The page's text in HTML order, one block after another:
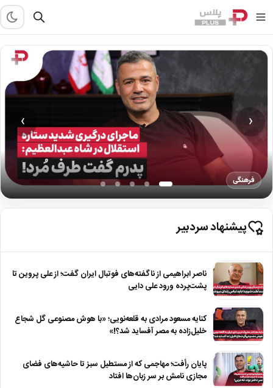
فرهنگی
‹
›
پیشنهاد سردبیر
ناصر ابراهیمی از ناگفته‌های فوتبال ایران گفت؛ از علی پروین تا
پشت‌پرده ورود علی دایی
کنایه مسعود مرادی به قلعه‌نویی؛ «با هوش مصنوعی گل شجاع
خلیل‌زاده به مصر آفساید شد؟!»
پایان رأفت؛ مهاجمی که از مستطیل سبز تا حاشیه‌های فضای
مجازی نامش بر سر زبان‌ها افتاد